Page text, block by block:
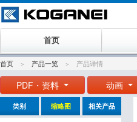
首页
首页 产品一览 产品详情
PDF・资料 动画
类别 缩略图 相关产品